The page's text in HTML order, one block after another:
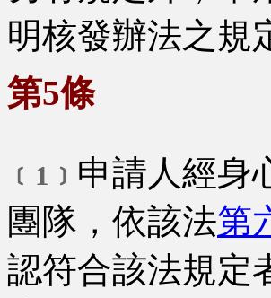
明核發辦法之規
第5條
﹝1﹞ 申請人經身
團隊，依該法第
認符合該法規定